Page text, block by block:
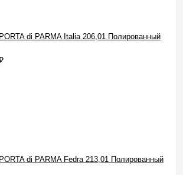
di PARMA Italia 206,01 Полированный
di PARMA Fedra 213,01 Полированный